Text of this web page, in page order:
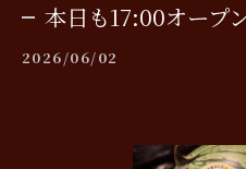
本日も17:00オープン
2026/06/02